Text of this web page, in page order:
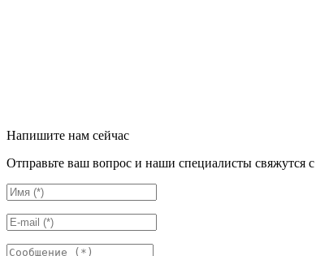
Напишите нам сейчас
Отправьте ваш вопрос и наши специалисты свяжутся